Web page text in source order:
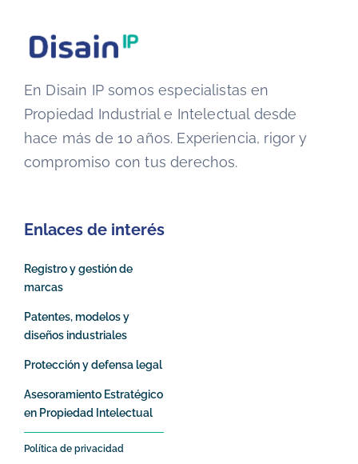
En Disain IP somos especialistas en
Propiedad Industrial e Intelectual desde
hace más de 10 años. Experiencia, rigor y
compromiso con tus derechos.
Enlaces de interés
Registro y gestión de
marcas
Patentes, modelos y
diseños industriales
Protección y defensa legal
Asesoramiento Estratégico
en Propiedad Intelectual
Política de privacidad